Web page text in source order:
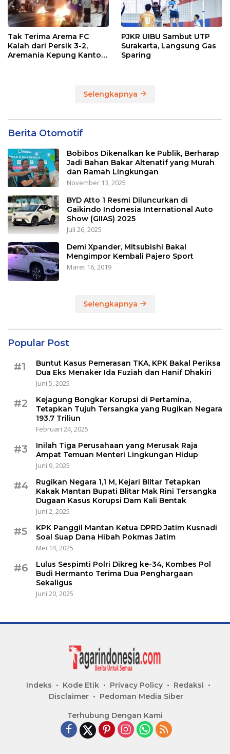
Tak Terima Arema FC
Kalah dari Persik 3-2,
Aremania Kepung Kantor
PJKR UIBU Sambut UTP
Surakarta, Langsung Gas
Sparing
Selengkapnya
Berita Otomotif
Bobibos Dikenalkan ke Publik, Berharap
Jadi Bahan Bakar Altenatif yang Murah
dan Ramah Lingkungan
November 13, 2025
BYD Atto 1 Resmi Diluncurkan di
Gaikindo Indonesia International Auto
Show (GIIAS) 2025
Juli 26, 2025
Demi Xpander, Mitsubishi Bakal
Mengimpor Kembali Pajero Sport
Maret 16, 2019
Selengkapnya
Popular Post
#1
Buntut Kasus Pemerasan TKA, KPK Bakal Periksa
Dua Eks Menaker Ida Fuziah dan Hanif Dhakiri
Juni 5, 2025
#2
Kejagung Bongkar Korupsi di Pertamina,
Tetapkan Tujuh Tersangka yang Rugikan Negara
193,7 Triliun
Februari 24, 2025
#3
Inilah Tiga Perusahaan yang Merusak Raja
Ampat Temuan Menteri Lingkungan Hidup
Juni 9, 2025
#4
Rugikan Negara 1,1 M, Kejari Blitar Tetapkan
Kakak Mantan Bupati Blitar Mak Rini Tersangka
Dugaan Kasus Korupsi Dam Kali Bentak
Juni 2, 2025
#5
KPK Panggil Mantan Ketua DPRD Jatim Kusnadi
Soal Suap Dana Hibah Pokmas Jatim
Mei 14, 2025
#6
Lulus Sespimti Polri Dikreg ke-34, Kombes Pol
Budi Hermanto Terima Dua Penghargaan
Sekaligus
Juni 20, 2025
Indeks Kode Etik Privacy Policy
Redaksi
Disclaimer
Pedoman Media Siber
Terhubung Dengan Kami